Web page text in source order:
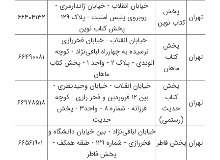
تهران
پخش
کتاب نوین
خیابان انقلاب - خیابان ژاندارمری -
روبروی پلیس امنیت - پلاک ۱۲۹ -
پخش کتاب نوین
۶۶۴۰۴۱۳۲
تهران
پخش
کتاب
ماهان
خیابان انقلاب - خیابان فخررازی -
نرسیده به چهارراه لبافی‌نژاد - کوچه
الوندی - پلاک ۲ - واحد ۱ - پخش کتاب
ماهان
۶۶۴۹۰۰۸۱
تهران
پخش
کتاب
حدیث
(رستمی)
خیابان انقلاب - خیابان وحیدنظری -
بین ۱۲ فروردین و فخر رازی - کوچه
فرزانه - شماره ۸ - واحد۳ - پخش
حدیث
۶۶۹۷۸۵۱۸
تهران پخش فاطر
خیابان لبافی‌نژاد - بین خیابان دانشگاه و
فخررازی - شماره ۱۲۹ - طبقه همکف -
پخش فاطر